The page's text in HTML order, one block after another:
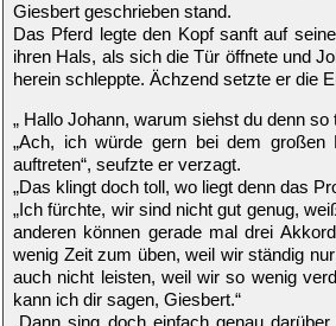
Giesbert geschrieben stand.
Das Pferd legte den Kopf sanft auf
ihren Hals, als sich die Tür öffnete und
herein schleppte. Ächzend setzte er die
„ Hallo Johann, warum siehst du denn
„Ach, ich würde gern bei dem
auftreten“, seufzte er verzagt.
„Das klingt doch toll, wo liegt denn das
„Ich fürchte, wir sind nicht gut genug,
anderen können gerade mal drei
wenig Zeit zum üben, weil wir ständig
auch nicht leisten, weil wir so wenig
kann ich dir sagen, Giesbert.“
„Dann sing doch einfach genau